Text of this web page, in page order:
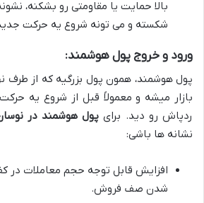
بالا حمایت یا مقاومتی رو بشکنه،
شکسته و می تونه شروع یه حرکت
ورود و خروج پول هوشمند:
پول هوشمند، همون پول بزرگیه که از طرف
بازار میشه و معمولاً قبل از شروع یه
ردپاش رو دید. برای پول هوشمند در
نشانه ها باشی:
افزایش قابل توجه حجم معاملات در
شدن صف فروش.